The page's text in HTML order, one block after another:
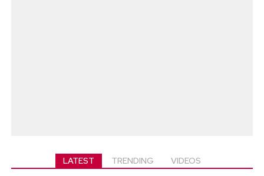
LATEST TRENDING VIDEOS